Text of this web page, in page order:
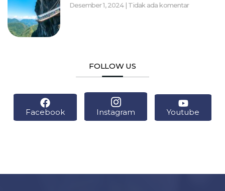
Desember 1, 2024 Tidak ada komentar
FOLLOW US
Facebook Instagram Youtube